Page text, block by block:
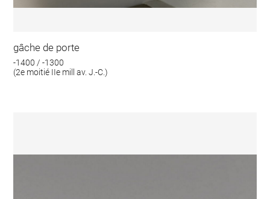
gâche de porte
-1400 / -1300
(2e moitié IIe mill av. J.-C.)